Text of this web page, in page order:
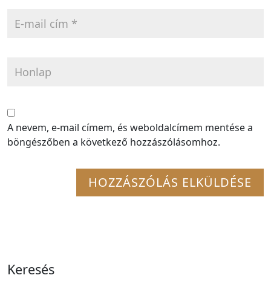
A nevem, e-mail címem, és weboldalcímem mentése a
böngészőben a következő hozzászólásomhoz.
Keresés